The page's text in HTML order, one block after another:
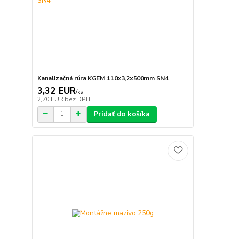
Kanalizačná rúra KGEM 110x3,2x500mm SN4
3,32 EUR/ks
2,70 EUR bez DPH
Pridať do košíka